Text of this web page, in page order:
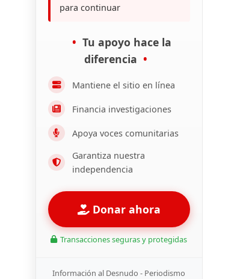
para continuar
Tu apoyo hace la
diferencia
Mantiene el sitio en línea
Financia investigaciones
Apoya voces comunitarias
Garantiza nuestra
independencia
Donar ahora
Transacciones seguras y protegidas
Información al Desnudo - Periodismo